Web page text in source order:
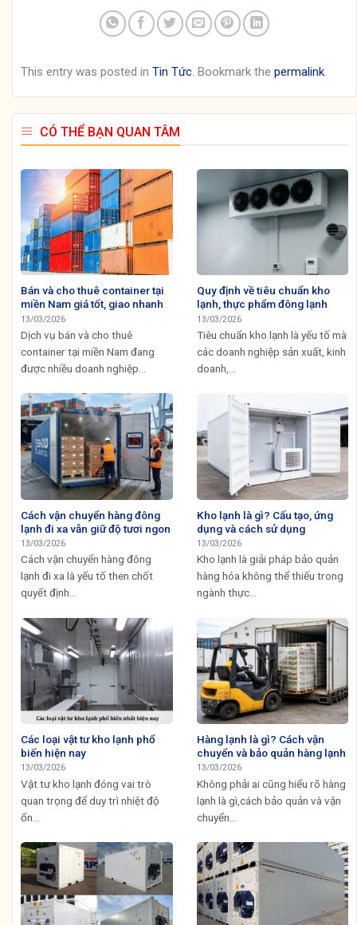
This entry was posted in Tin Tức . Bookmark the permalink
CÓ THỂ BẠN QUAN TÂM
Bán và cho thuê container tại
miền Nam giá tốt, giao nhanh
13/03/2026
Dịch vụ bán và cho thuê
container tại miền Nam đang
được nhiều doanh nghiệp...
Quy định về tiêu chuẩn kho
lạnh, thực phẩm đông lạnh
13/03/2026
Tiêu chuẩn kho lạnh là yếu tố mà
các doanh nghiệp sản xuất, kinh
doanh,...
Cách vận chuyển hàng đông
lạnh đi xa vẫn giữ độ tươi ngon
13/03/2026
Cách vận chuyển hàng đông
lạnh đi xa là yếu tố then chốt
quyết định...
Kho lạnh là gì? Cấu tạo, ứng
dụng và cách sử dụng
13/03/2026
Kho lạnh là giải pháp bảo quản
hàng hóa không thể thiếu trong
ngành thực...
Các loại vật tư kho lạnh phổ
biến hiện nay
13/03/2026
Vật tư kho lạnh đóng vai trò
quan trọng để duy trì nhiệt độ
ổn...
Hàng lạnh là gì? Cách vận
chuyển và bảo quản hàng lạnh
13/03/2026
Không phải ai cũng hiểu rõ hàng
lạnh là gì,cách bảo quản và vận
chuyển...